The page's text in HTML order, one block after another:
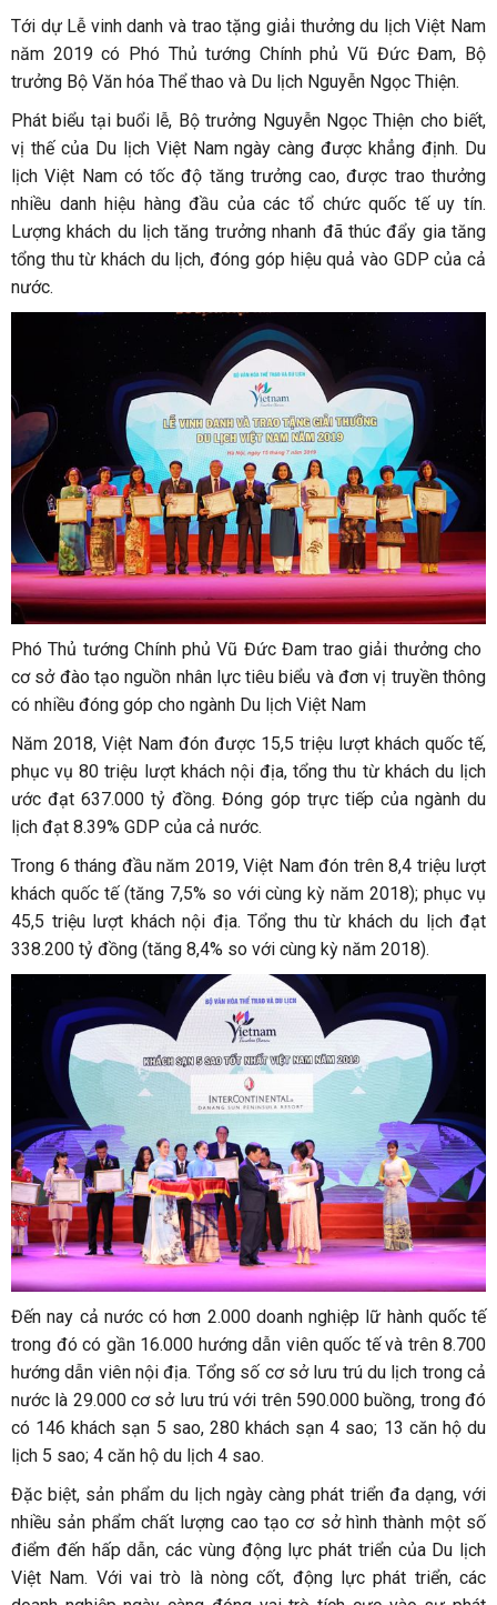
Tới dự Lễ vinh danh và trao tặng giải thưởng du lịch Việt Nam
năm 2019 có Phó Thủ tướng Chính phủ Vũ Đức Đam, Bộ
trưởng Bộ Văn hóa Thể thao và Du lịch Nguyễn Ngọc Thiện.
Phát biểu tại buổi lễ, Bộ trưởng Nguyễn Ngọc Thiện cho biết,
vị thế của Du lịch Việt Nam ngày càng được khẳng định. Du
lịch Việt Nam có tốc độ tăng trưởng cao, được trao thưởng
nhiều danh hiệu hàng đầu của các tổ chức quốc tế uy tín.
Lượng khách du lịch tăng trưởng nhanh đã thúc đẩy gia tăng
tổng thu từ khách du lịch, đóng góp hiệu quả vào GDP của cả
nước.
Phó Thủ tướng Chính phủ Vũ Đức Đam trao giải thưởng cho
cơ sở đào tạo nguồn nhân lực tiêu biểu và đơn vị truyền thông
có nhiều đóng góp cho ngành Du lịch Việt Nam
Năm 2018, Việt Nam đón được 15,5 triệu lượt khách quốc tế,
phục vụ 80 triệu lượt khách nội địa, tổng thu từ khách du lịch
ước đạt 637.000 tỷ đồng. Đóng góp trực tiếp của ngành du
lịch đạt 8.39% GDP của cả nước.
Trong 6 tháng đầu năm 2019, Việt Nam đón trên 8,4 triệu lượt
khách quốc tế (tăng 7,5% so với cùng kỳ năm 2018); phục vụ
45,5 triệu lượt khách nội địa. Tổng thu từ khách du lịch đạt
338.200 tỷ đồng (tăng 8,4% so với cùng kỳ năm 2018).
Đến nay cả nước có hơn 2.000 doanh nghiệp lữ hành quốc tế
trong đó có gần 16.000 hướng dẫn viên quốc tế và trên 8.700
hướng dẫn viên nội địa. Tổng số cơ sở lưu trú du lịch trong cả
nước là 29.000 cơ sở lưu trú với trên 590.000 buồng, trong đó
có 146 khách sạn 5 sao, 280 khách sạn 4 sao; 13 căn hộ du
lịch 5 sao; 4 căn hộ du lịch 4 sao.
Đặc biệt, sản phẩm du lịch ngày càng phát triển đa dạng, với
nhiều sản phẩm chất lượng cao tạo cơ sở hình thành một số
điểm đến hấp dẫn, các vùng động lực phát triển của Du lịch
Việt Nam. Với vai trò là nòng cốt, động lực phát triển, các